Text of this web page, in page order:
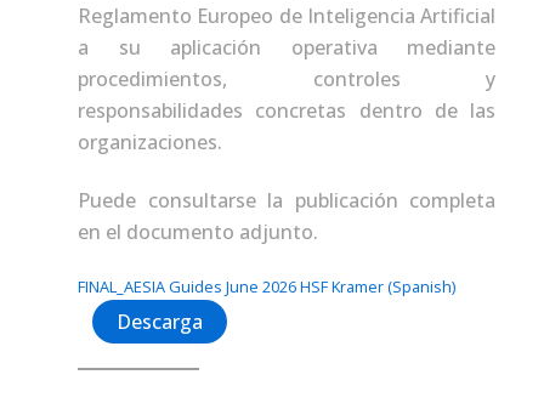
Reglamento Europeo de Inteligencia Artificial
a su aplicación operativa mediante
procedimientos, controles y
responsabilidades concretas dentro de las
organizaciones.
Puede consultarse la publicación completa
en el documento adjunto.
FINAL_AESIA Guides June 2026 HSF Kramer (Spanish)
Descarga